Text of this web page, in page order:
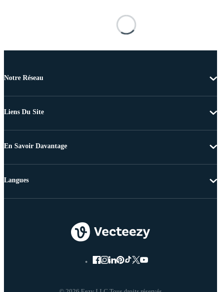
Notre Réseau
Liens Du Site
En Savoir Davantage
Langues